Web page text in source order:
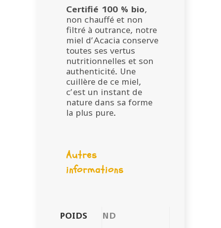
Certifié 100 % bio,
non chauffé et non
filtré à outrance, notre
miel d’Acacia conserve
toutes ses vertus
nutritionnelles et son
authenticité. Une
cuillère de ce miel,
c’est un instant de
nature dans sa forme
la plus pure.
Autres
informations
POIDS
ND